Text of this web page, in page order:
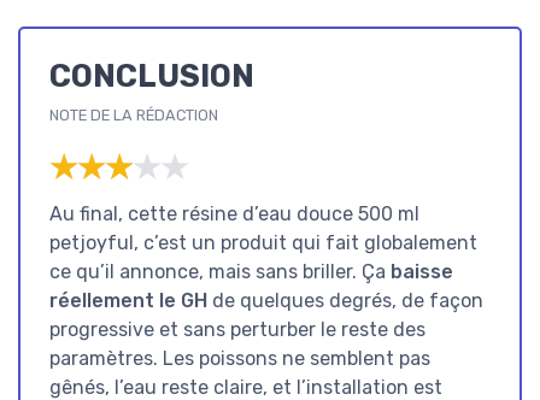
CONCLUSION
NOTE DE LA RÉDACTION
★★★★★
★★★★★
Au final, cette résine d’eau douce 500 ml
petjoyful, c’est un produit qui fait globalement
ce qu’il annonce, mais sans briller. Ça baisse
réellement le GH de quelques degrés, de façon
progressive et sans perturber le reste des
paramètres. Les poissons ne semblent pas
gênés, l’eau reste claire, et l’installation est